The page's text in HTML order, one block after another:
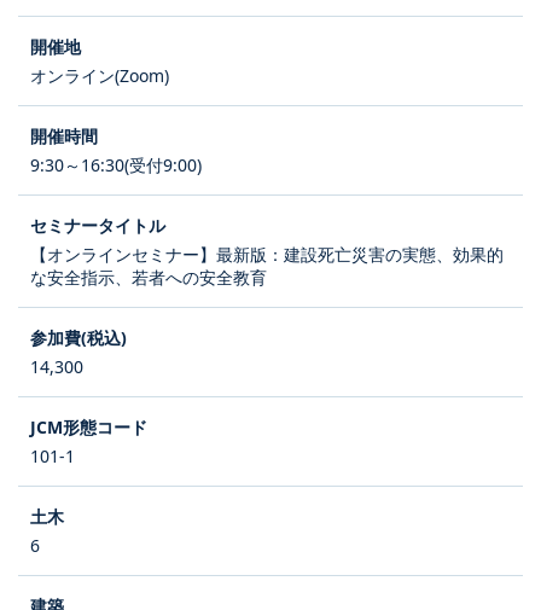
オンライン(Zoom)
9:30～16:30(受付9:00)
【オンラインセミナー】最新版：建設死亡災害の実態、効果的
な安全指示、若者への安全教育
14,300
101-1
6